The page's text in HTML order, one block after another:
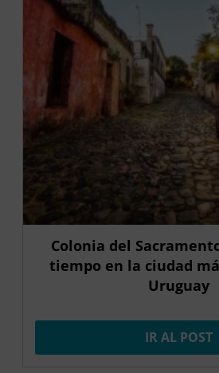
Colonia del
tiempo en la ciudad
Uruguay
IR AL POST